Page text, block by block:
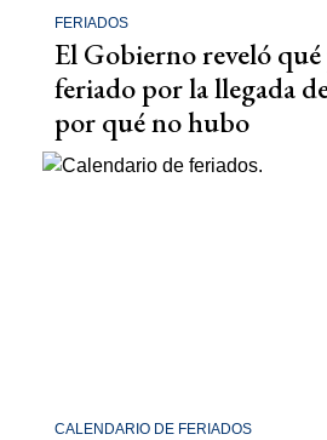
FERIADOS
El Gobierno reveló qué
feriado por la llegada
por qué no hubo
CALENDARIO DE FERIADOS